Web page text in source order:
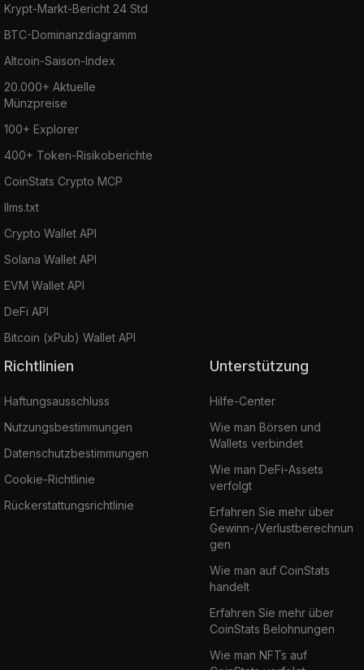
Krypt-Markt-Bericht 24 Std
BTC-Dominanzdiagramm
Altcoin-Saison-Index
20.000+ Aktuelle
Münzpreise
100+ Explorer
400+ Token-Risikoberichte
CoinStats Crypto MCP
llms.txt
Crypto Wallet API
Solana Wallet API
EVM Wallet API
DeFi API
Bitcoin (xPub) Wallet API
Richtlinien
Haftungsausschluss
Nutzungsbestimmungen
Datenschutzbestimmungen
Cookie-Richtlinie
Rückerstattungsrichtlinie
Unterstützung
Hilfe-Center
Wie man Börsen und
Wallets verbindet
Wie man DeFi-Assets
verfolgt
Erfahren Sie mehr über
Gewinn-/Verlustberechnun
gen
Wie man auf CoinStats
handelt
Erfahren Sie mehr über
CoinStats Belohnungen
Wie man NFTs auf